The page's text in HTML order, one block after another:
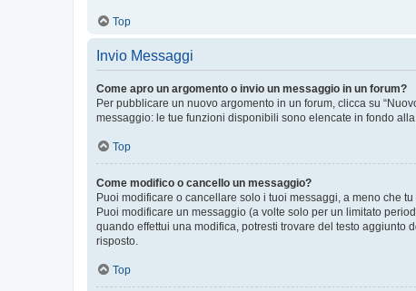
Top
Invio Messaggi
Come apro un argomento o invio un messaggio in un forum?
Per pubblicare un nuovo argomento in un forum, clicca su
messaggio: le tue funzioni disponibili sono elencate in fondo
Top
Come modifico o cancello un messaggio?
Puoi modificare o cancellare solo i tuoi messaggi, a meno che
Puoi modificare un messaggio (a volte solo per un limitato
quando effettui una modifica, potresti trovare del testo aggiunto
risposto.
Top